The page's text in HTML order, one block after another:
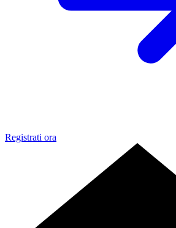
Registrati ora